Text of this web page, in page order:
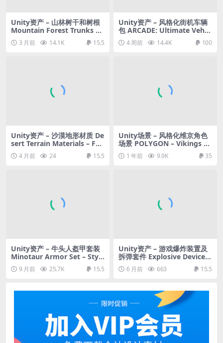
Unity资产 – 山林树干和树根
Mountain Forest Trunks an
d Roots
3 月前 14.1K 15.5
Unity资产 – 风格化街机车辆
包 ARCADE: Ultimate Vehicl
es Pack – Low Poly Cars
4 周前 14.4K 100
Unity资产 – 沙漠地形材质 De
sert Terrain Materials – FP
S, Fantasy, RPG, Textures –
Human Made
4 月前 24 15.5
Unity场景 – 风格化维京角色
场景 POLYGON – Vikings Pa
ck – Art by Synty
1 年前 9.9K 35
Unity资产 – 牛头人盔甲套装
Minotaur Armor Set – Styli
zed RPG
9 月前 25.7K 15.5
Unity资产 – 游戏爆炸装置及
拆弹套件 Explosive Device C
4 & Defuse Kit
6 月前 663 15.5